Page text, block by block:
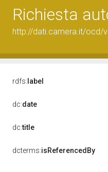
Richiesta
http://dati.camera.it/ocd/
rdfs: label
dc:date
dc:title
dcterms:isReferencedBy